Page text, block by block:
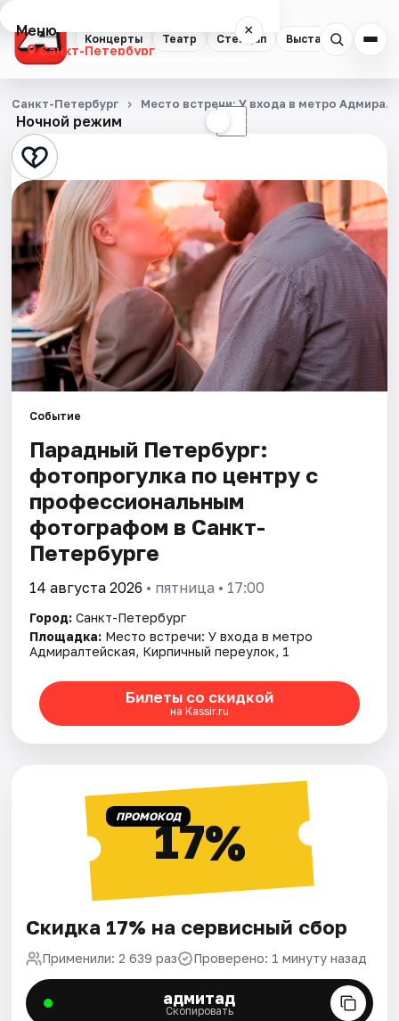
Концерты Театр Стендап Выставки
Меню ×
Санкт-Петербург
Концерты
Театр
Стендап
Выставки
Квесты
Экскурсии
Спорт
События
Города
Площадки
Артисты
Рейтинги
Ночной режим ☾
Санкт-Петербург Место встречи: У входа в метро
Событие
Парадный Петербург:
фотопрогулка по центру с
профессиональным
фотографом в Санкт-
Петербурге
14 августа 2026 • пятница • 17:00
Город: Санкт-Петербург
Площадка: Место встречи: У входа в метро
Адмиралтейская, Кирпичный переулок, 1
Билеты со скидкой
на Kassir.ru
ПРОМОКОД17%
Скидка 17% на сервисный сбор
Применили: 2 639 раз Проверено: 1 минуту назад
адмитад
Скопировать